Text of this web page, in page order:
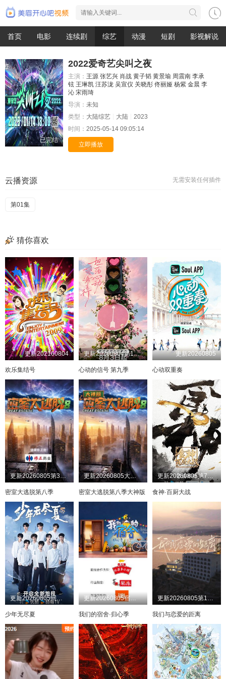
首页 电影 连续剧 综艺 动漫 短剧 影视解说
已完结
2022爱奇艺尖叫之夜
主演： 王源 张艺兴 肖战 黄子韬 黄景瑜 周震南 李承
铉 王琳凯 汪苏泷 吴宣仪 关晓彤 佟丽娅 杨紫 金晨 李
沁 宋雨琦
导演： 未知
类型： 大陆综艺 大陆
2023
时间： 2025-05-14 09:05:14
立即播放
无需安装任何插件
云播资源
第01集
猜你喜欢
更新202160804
欢乐集结号
更新20260804第1期下
心动的信号 第九季
更新20260805
心动双重奏
更新20260805第3期：公馆离情Ⅰ上
密室大逃脱第八季
更新20260805大神版第3期：密神团飙戏圆谎二
密室大逃脱第八季大神版
更新20260805第7期上
食神·百厨大战
更新20260805同学录
少年无尽夏
更新20260805宿舍不熄灯第11期
我们的宿舍·归心季
更新20260805第10期
我们与恋爱的距离